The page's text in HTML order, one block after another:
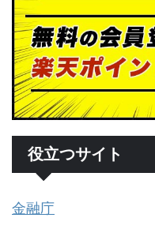
役立つサイト
金融庁